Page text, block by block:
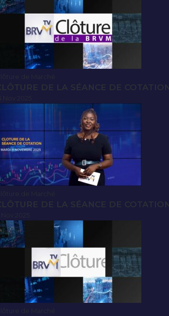
CLÔTURE DE LA SÉANCE DE
CLÔTURE DE LA SÉANCE DE